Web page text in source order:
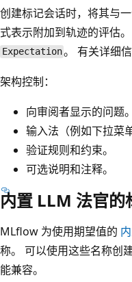
创建标记会话时，将其与
式表示附加到轨迹的评估
Expectation。 有关详细
架构控制：
向审阅者显示的问题。
输入法（例如下拉菜
验证规则和约束。
可选说明和注释。
内置 LLM 法官的
MLflow 为使用期望值的
称。 可以使用这些名称创
能兼容。